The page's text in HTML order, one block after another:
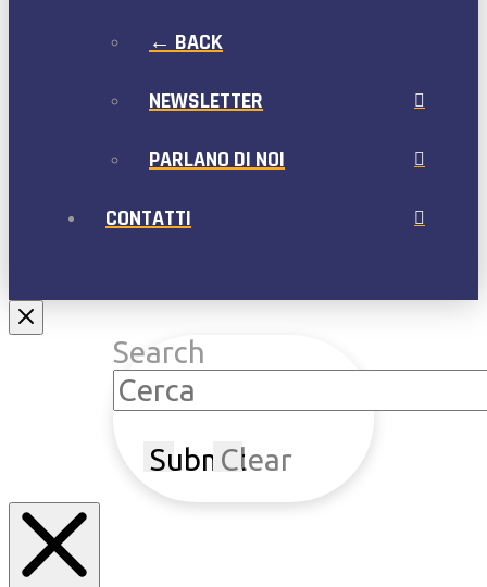
← BACK
NEWSLETTER
PARLANO DI NOI
CONTATTI
Search
SubmitClear